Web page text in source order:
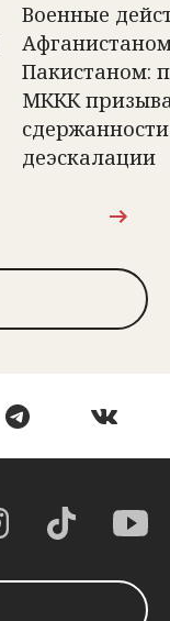
Военные
Пакистаном:
МККК
деэскалации